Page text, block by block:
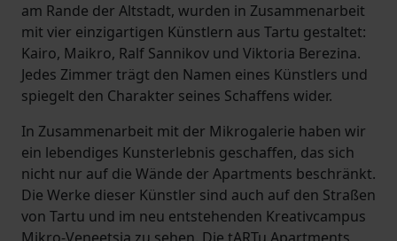
am Rande der Altstadt, wurden in Zusammenarbeit
mit vier einzigartigen Künstlern aus Tartu gestaltet:
Kairo, Maikro, Ralf Sannikov und Viktoria Berezina.
Jedes Zimmer trägt den Namen eines Künstlers und
spiegelt den Charakter seines Schaffens wider.
In Zusammenarbeit mit der Mikrogalerie haben wir
ein lebendiges Kunsterlebnis geschaffen, das sich
nicht nur auf die Wände der Apartments beschränkt.
Die Werke dieser Künstler sind auch auf den Straßen
von Tartu und im neu entstehenden Kreativcampus